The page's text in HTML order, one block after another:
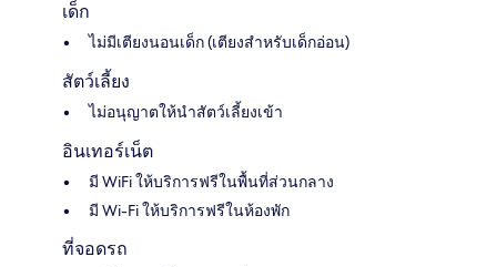
เด็ก
ไม่มีเตียงนอนเด็ก (เตียงสำหรับเด็กอ่อน)
สัตว์เลี้ยง
ไม่อนุญาตให้นำสัตว์เลี้ยงเข้า
อินเทอร์เน็ต
มี WiFi ให้บริการฟรีในพื้นที่ส่วนกลาง
มี Wi-Fi ให้บริการฟรีในห้องพัก
ที่จอดรถ